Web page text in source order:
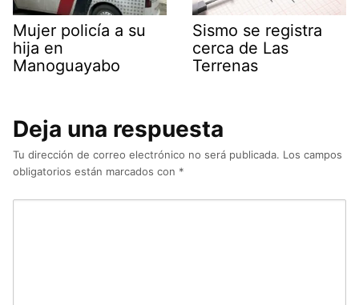
Mujer policía a su
hija en
Manoguayabo
Sismo se registra
cerca de Las
Terrenas
Deja una respuesta
Tu dirección de correo electrónico no será publicada. Los campos
obligatorios están marcados con *